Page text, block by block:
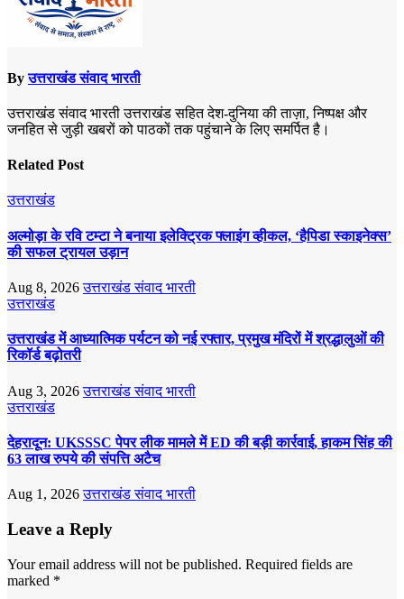
Byउत्तराखंड संवाद भारती
उत्तराखंड संवाद भारती उत्तराखंड सहित देश-दुनिया की ताज़ा, निष्पक्ष और
जनहित से जुड़ी खबरों को पाठकों तक पहुंचाने के लिए समर्पित है।
Related Post
उत्तराखंड
अल्मोड़ा के रवि टम्टा ने बनाया इलेक्ट्रिक फ्लाइंग व्हीकल, ‘हैपिडा स्काइनेक्स’
की सफल ट्रायल उड़ान
Aug 8, 2026उत्तराखंड संवाद भारती
उत्तराखंड
उत्तराखंड में आध्यात्मिक पर्यटन को नई रफ्तार, प्रमुख मंदिरों में श्रद्धालुओं की
रिकॉर्ड बढ़ोतरी
Aug 3, 2026उत्तराखंड संवाद भारती
उत्तराखंड
देहरादून: UKSSSC पेपर लीक मामले में ED की बड़ी कार्रवाई, हाकम सिंह की
63 लाख रुपये की संपत्ति अटैच
Aug 1, 2026उत्तराखंड संवाद भारती
Leave a Reply
Your email address will not be published. Required fields are
marked *